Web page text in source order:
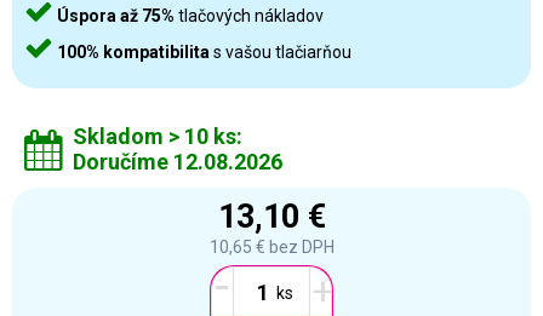
Úspora až 75% tlačových nákladov
100% kompatibilita s vašou tlačiarňou
Skladom > 10 ks:
Doručíme 12.08.2026
13,10 €
10,65 € bez DPH
- +